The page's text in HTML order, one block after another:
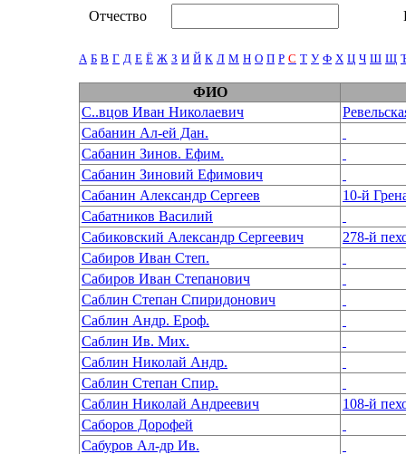
Отчество
А Б В Г Д Е Ё Ж З И Й К Л М Н О П Р С Т У Ф Х Ц Ч Ш Щ
ФИО
С..вцов Иван Николаевич
Сабанин Ал-ей Дан.
Сабанин Зинов. Ефим.
Сабанин Зиновий Ефимович
Сабанин Александр Сергеев
Сабатников Василий
Сабиковский Александр Сергеевич
278-й
Сабиров Иван Степ.
Сабиров Иван Степанович
Саблин Степан Спиридонович
Саблин Андр. Ероф.
Саблин Ив. Мих.
Саблин Николай Андр.
Саблин Степан Спир.
Саблин Николай Андреевич
108-й
Саборов Дорофей
Сабуров Ал-др Ив.